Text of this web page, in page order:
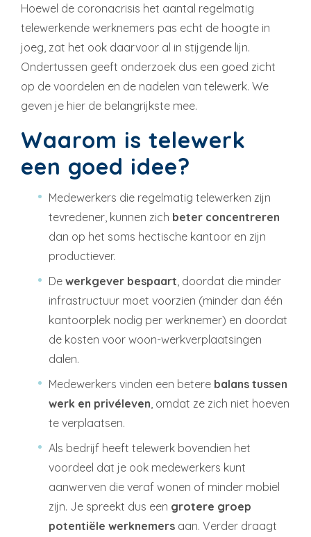
Hoewel de coronacrisis het aantal regelmatig
telewerkende werknemers pas echt de hoogte in
joeg, zat het ook daarvoor al in stijgende lijn.
Ondertussen geeft onderzoek dus een goed zicht
op de voordelen en de nadelen van telewerk. We
geven je hier de belangrijkste mee.
Waarom is telewerk
een goed idee?
Medewerkers die regelmatig telewerken zijn
tevredener, kunnen zich beter concentreren
dan op het soms hectische kantoor en zijn
productiever.
De werkgever bespaart , doordat die minder
infrastructuur moet voorzien (minder dan één
kantoorplek nodig per werknemer) en doordat
de kosten voor woon-werkverplaatsingen
dalen.
Medewerkers vinden een betere balans tussen
werk en privéleven , omdat ze zich niet hoeven
te verplaatsen.
Als bedrijf heeft telewerk bovendien het
voordeel dat je ook medewerkers kunt
aanwerven die veraf wonen of minder mobiel
zijn. Je spreekt dus een grotere groep
potentiële werknemers aan. Verder draagt